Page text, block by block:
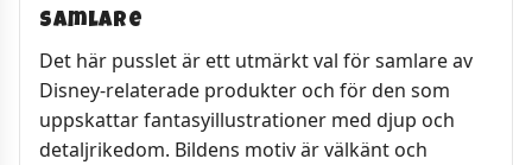
samlare
Det här pusslet är ett utmärkt val för samlare av
Disney-relaterade produkter och för den som
uppskattar fantasyillustrationer med djup och
detaljrikedom. Bildens motiv är välkänt och